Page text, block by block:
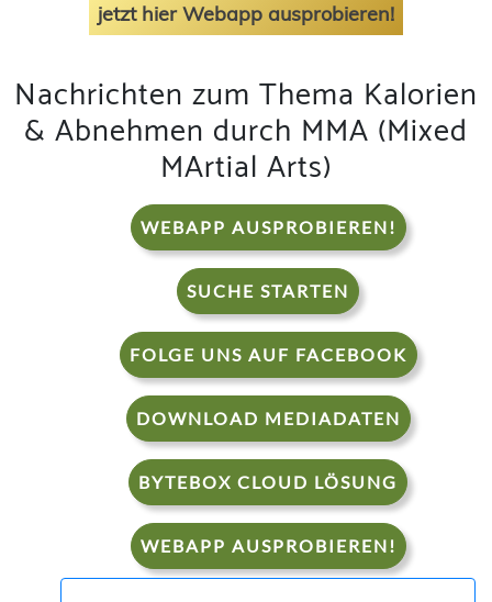
jetzt hier Webapp ausprobieren!
Nachrichten zum Thema Kalorien
& Abnehmen durch MMA (Mixed
MArtial Arts)
WEBAPP AUSPROBIEREN!
SUCHE STARTEN
FOLGE UNS AUF FACEBOOK
DOWNLOAD MEDIADATEN
BYTEBOX CLOUD LÖSUNG
WEBAPP AUSPROBIEREN!